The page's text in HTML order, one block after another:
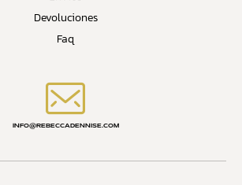
Devoluciones
Faq
INFO@REBECCADENNISE.COM